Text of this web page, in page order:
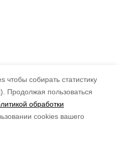
чтобы собирать статистику
Продолжая пользоваться
обработки
cookies вашего